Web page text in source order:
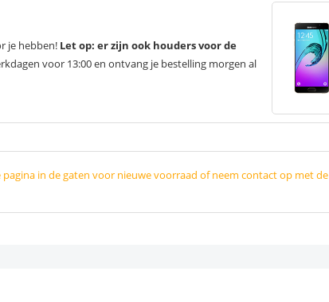
je hebben! Let op: er zijn ook houders voor de
voor 13:00 en ontvang je bestelling morgen al
in de gaten voor nieuwe voorraad of neem contact op met de